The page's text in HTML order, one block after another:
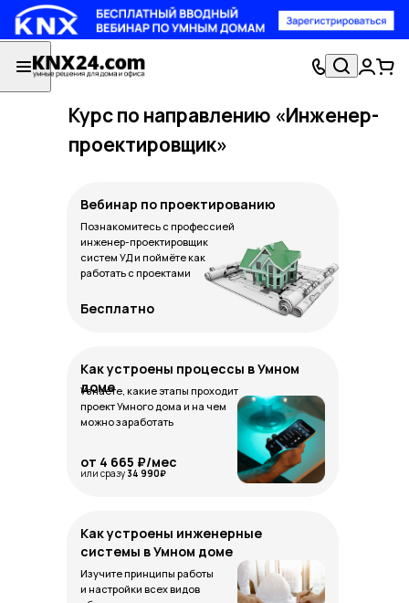
Курс по направлению «Инженер-
проектировщик»
Вебинар по проектированию
Бесплатно
Познакомитесь с профессией
инженер-проектировщик
систем УД и поймёте как
работать с проектами
Как устроены процессы в Умном
доме
или сразу 34 990₽
от 4 665 ₽/мес
Узнаете, какие этапы проходит
проект Умного дома и на чем
можно заработать
Как устроены инженерные
системы в Умном доме
Изучите принципы работы
и настройки всех видов